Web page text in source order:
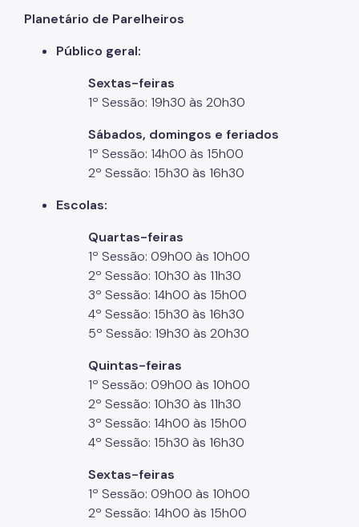
Planetário de Parelheiros
Público geral:
Sextas-feiras
1º Sessão: 19h30 às 20h30
Sábados, domingos e feriados
1º Sessão: 14h00 às 15h00
2º Sessão: 15h30 às 16h30
Escolas:
Quartas-feiras
1º Sessão: 09h00 às 10h00
2º Sessão: 10h30 às 11h30
3º Sessão: 14h00 às 15h00
4º Sessão: 15h30 às 16h30
5º Sessão: 19h30 às 20h30
Quintas-feiras
1º Sessão: 09h00 às 10h00
2º Sessão: 10h30 às 11h30
3º Sessão: 14h00 às 15h00
4º Sessão: 15h30 às 16h30
Sextas-feiras
1º Sessão: 09h00 às 10h00
2º Sessão: 14h00 às 15h00